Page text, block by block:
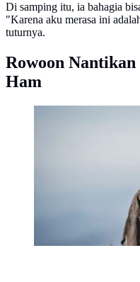
Di samping itu, ia bahagia
"Karena aku merasa ini
tuturnya.
Rowoon
Ham